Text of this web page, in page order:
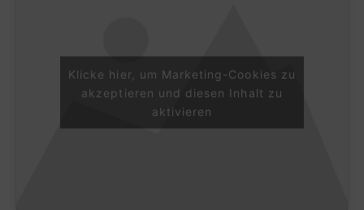
Klicke hier, um Marketing-Cookies zu
akzeptieren und diesen Inhalt zu
aktivieren